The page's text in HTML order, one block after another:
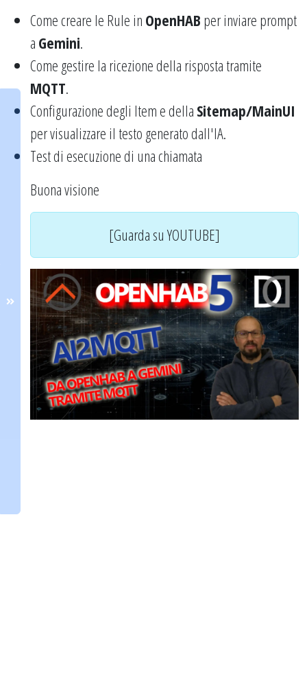
Come creare le Rule in OpenHAB per inviare prompt
a Gemini.
Come gestire la ricezione della risposta tramite
MQTT.
Configurazione degli Item e della Sitemap/MainUI
per visualizzare il testo generato dall'IA.
Test di esecuzione di una chiamata
Buona visione
[Guarda su YOUTUBE]